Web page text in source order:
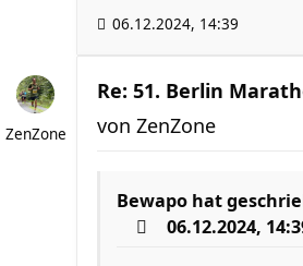
06.12.2024, 14:39
ZenZone
Re: 51. Berlin
von ZenZone
Bewapo hat
06.12.2024,